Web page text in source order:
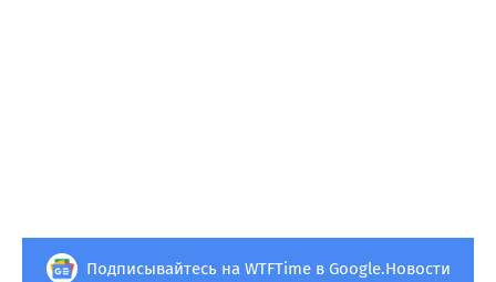
Подписывайтесь на WTFTime в Google.Новости